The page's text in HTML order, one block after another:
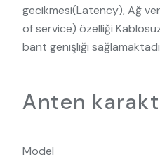
gecikmesi(Latency), Ağ
of service) özelliği
bant genişliği
Anten
Model